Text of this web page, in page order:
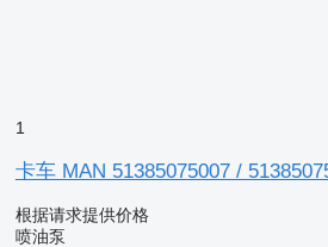
1
卡车 MAN 51385075007 /
根据请求提供价格
喷油泵